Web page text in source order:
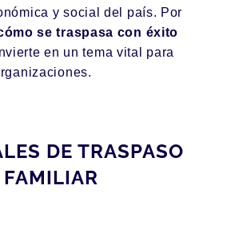
y social del país. Por
se traspasa con éxito
en un tema vital para
DE TRASPASO
FAMILIAR